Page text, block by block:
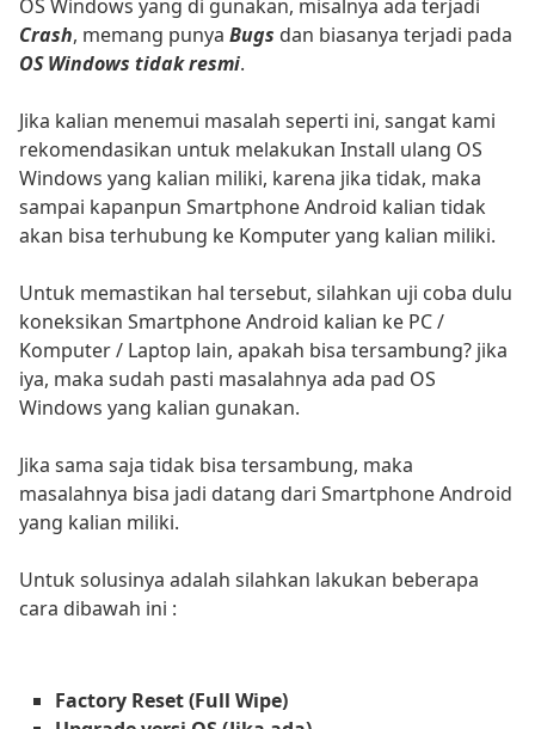
OS Windows yang di gunakan, misalnya ada terjadi
Crash, memang punya Bugs dan biasanya terjadi pada
OS Windows tidak resmi.
Jika kalian menemui masalah seperti ini, sangat kami
rekomendasikan untuk melakukan Install ulang OS
Windows yang kalian miliki, karena jika tidak, maka
sampai kapanpun Smartphone Android kalian tidak
akan bisa terhubung ke Komputer yang kalian miliki.
Untuk memastikan hal tersebut, silahkan uji coba dulu
koneksikan Smartphone Android kalian ke PC /
Komputer / Laptop lain, apakah bisa tersambung? jika
iya, maka sudah pasti masalahnya ada pad OS
Windows yang kalian gunakan.
Jika sama saja tidak bisa tersambung, maka
masalahnya bisa jadi datang dari Smartphone Android
yang kalian miliki.
Untuk solusinya adalah silahkan lakukan beberapa
cara dibawah ini :
Factory Reset (Full Wipe)